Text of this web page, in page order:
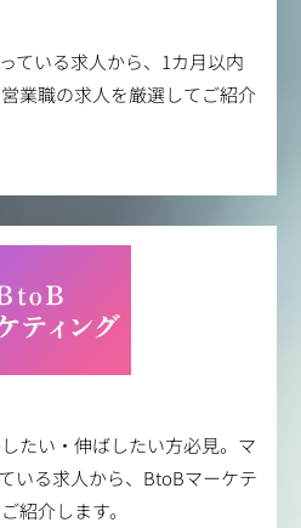
ている求人から、1カ月以内
業職の求人を厳選してご紹介
たい・伸ばしたい方必見。マ
いる求人から、BtoBマーケテ
紹介します。